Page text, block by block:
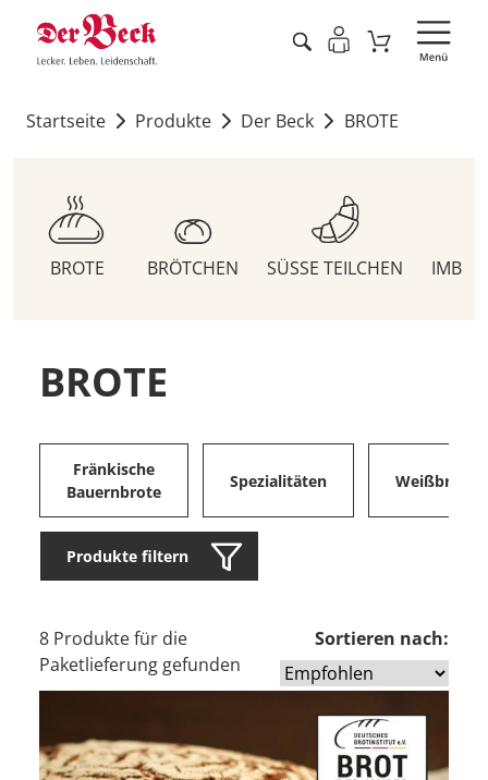
Startseite Produkte Der Beck BROTE
BROTE BRÖTCHEN SÜSSE TEILCHEN
BROTE
Fränkische
Bauernbrote
Spezialitäten Weißbrote
Produkte filtern
8 Produkte für die
Paketlieferung gefunden
Sortieren nach: